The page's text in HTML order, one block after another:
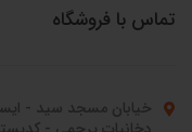
تماس با فروشگاه